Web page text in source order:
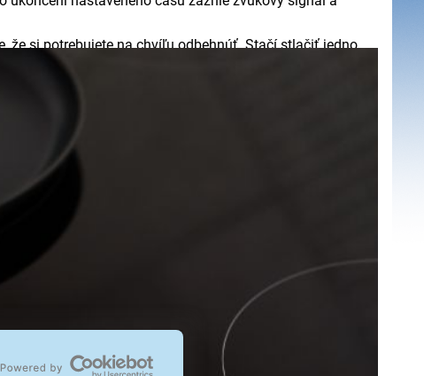
že si potrebujete na chvíľu odbehnúť. Stačí stlačiť jedno
spustenie chodu